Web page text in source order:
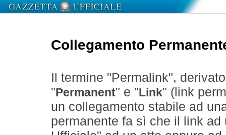
Collegamento
Il termine "Permalink",
" Permanent" e " Link" (link
un collegamento stabile ad
permanente fa sì che il link